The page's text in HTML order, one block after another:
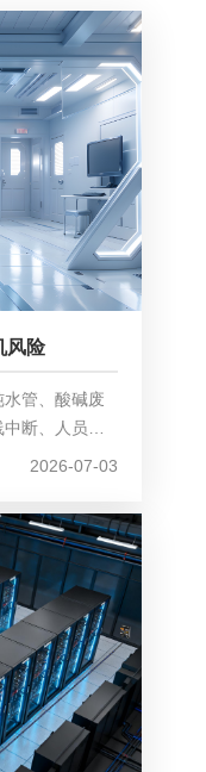
风险
2026-07-03